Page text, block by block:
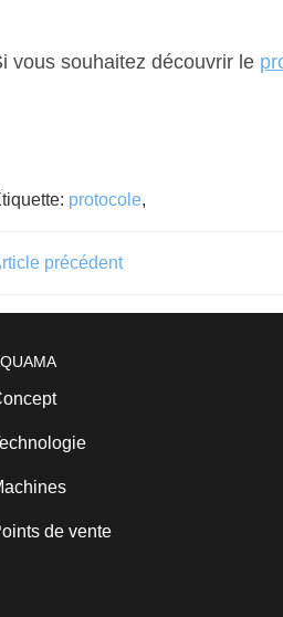
vous souhaitez découvrir le
protocole,
précédent
de vente